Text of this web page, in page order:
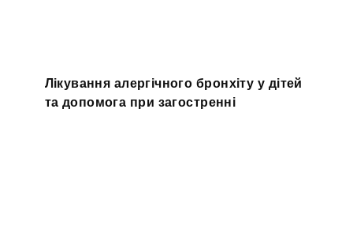
Лікування алергічного бронхіту у дітей
та допомога при загостренні